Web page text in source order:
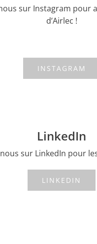
sur Instagram pour
d’Airlec !
INSTAGRAM
LinkedIn
sur LinkedIn pour
LINKEDIN